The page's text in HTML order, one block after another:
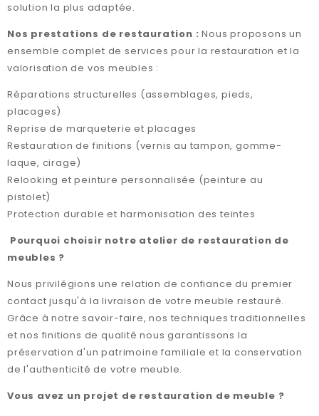
solution la plus adaptée.
Nos prestations de restauration : Nous proposons un
ensemble complet de services pour la restauration et la
valorisation de vos meubles :
Réparations structurelles (assemblages, pieds,
placages)
Reprise de marqueterie et placages
Restauration de finitions (vernis au tampon, gomme-
laque, cirage)
Relooking et peinture personnalisée (peinture au
pistolet)
Protection durable et harmonisation des teintes
Pourquoi choisir notre atelier de restauration de
meubles ?
Nous privilégions une relation de confiance du premier
contact jusqu'à la livraison de votre meuble restauré.
Grâce à notre savoir-faire, nos techniques traditionnelles
et nos finitions de qualité nous garantissons la
préservation d'un patrimoine familiale et la conservation
de l'authenticité de votre meuble.
Vous avez un projet de restauration de meuble ?